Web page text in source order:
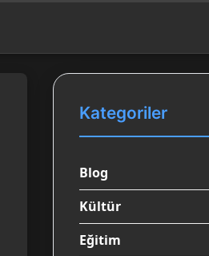
Kategoriler
Blog
Kültür
Eğitim